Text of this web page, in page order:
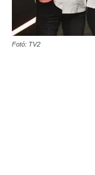
Fotó: TV2